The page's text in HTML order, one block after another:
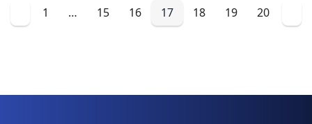
1 … 15 16 17 18 19 20